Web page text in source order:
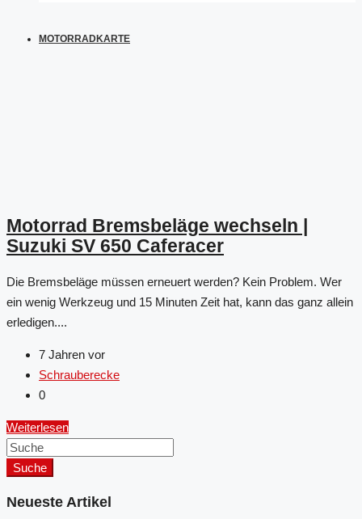
MOTORRADKARTE
Motorrad Bremsbeläge wechseln |
Suzuki SV 650 Caferacer
Die Bremsbeläge müssen erneuert werden? Kein Problem. Wer
ein wenig Werkzeug und 15 Minuten Zeit hat, kann das ganz allein
erledigen....
7 Jahren vor
Schrauberecke
0
Weiterlesen
Suche
Neueste Artikel